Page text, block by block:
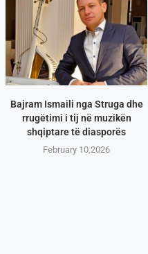
Bajram Ismaili nga Struga dhe
rrugëtimi i tij në muzikën
shqiptare të diasporës
February 10,2026